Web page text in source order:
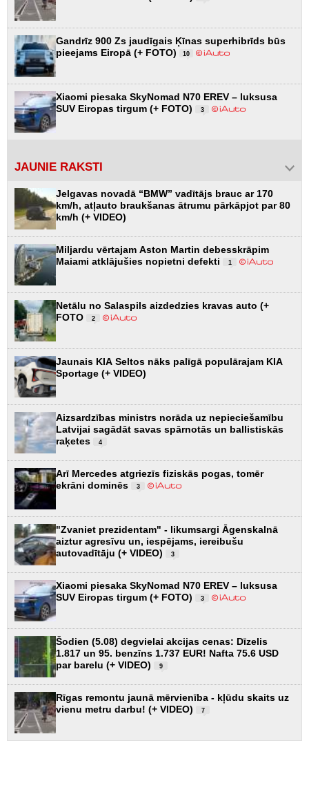
Gandrīz 900 Zs jaudīgais Ķīnas superhibrīds būs
pieejams Eiropā (+ FOTO)
10
Xiaomi piesaka SkyNomad N70 EREV – luksusa
SUV Eiropas tirgum (+ FOTO)
3
JAUNIE RAKSTI
Jelgavas novadā “BMW” vadītājs brauc ar 170
km/h, atļauto braukšanas ātrumu pārkāpjot par 80
km/h (+ VIDEO)
Miljardu vērtajam Aston Martin debesskrāpim
Maiami atklājušies nopietni defekti
1
Netālu no Salaspils aizdedzies kravas auto (+
FOTO
2
Jaunais KIA Seltos nāks palīgā populārajam KIA
Sportage (+ VIDEO)
Aizsardzības ministrs norāda uz nepieciešamību
Latvijai sagādāt savas spārnotās un ballistiskās
raķetes
4
Arī Mercedes atgriezīs fiziskās pogas, tomēr
ekrāni dominēs
3
"Zvaniet prezidentam" - likumsargi Āgenskalnā
aiztur agresīvu un, iespējams, iereibušu
autovadītāju (+ VIDEO)
3
Xiaomi piesaka SkyNomad N70 EREV – luksusa
SUV Eiropas tirgum (+ FOTO)
3
Šodien (5.08) degvielai akcijas cenas: Dīzelis
1.817 un 95. benzīns 1.737 EUR! Nafta 75.6 USD
par barelu (+ VIDEO)
9
Rīgas remontu jaunā mērvienība - kļūdu skaits uz
vienu metru darbu! (+ VIDEO)
7